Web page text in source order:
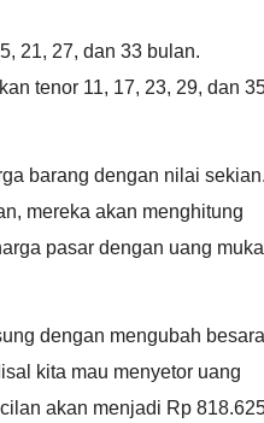
21, 27, dan 33 bulan.
tenor 11, 17, 23, 29, dan
barang dengan nilai
mereka akan menghitung
pasar dengan uang
dengan mengubah
kita mau menyetor uang
akan menjadi Rp